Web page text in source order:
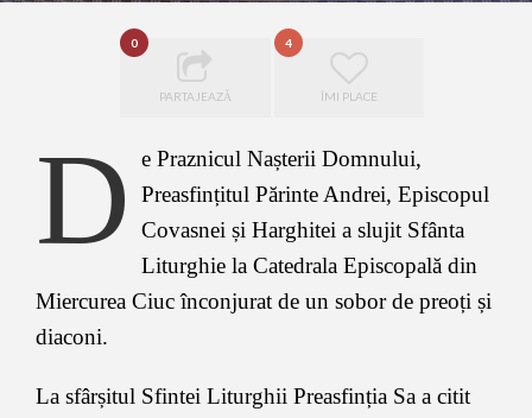
0
PARTAJEAZĂ
4
ÎMI PLACE
D
e Praznicul Nașterii Domnului,
Preasfințitul Părinte Andrei, Episcopul
Covasnei și Harghitei a slujit Sfânta
Liturghie la Catedrala Episcopală din
Miercurea Ciuc înconjurat de un sobor de preoți și
diaconi.
La sfârșitul Sfintei Liturghii Preasfinția Sa a citit